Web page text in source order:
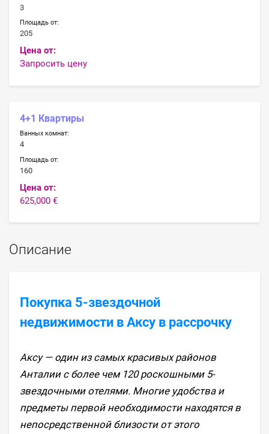
3
Площадь от:
205
Цена от:
Запросить цену
4+1 Квартиры
Ванных комнат:
4
Площадь от:
160
Цена от:
625,000 €
Описание
Покупка 5-звездочной
недвижимости в Аксу в рассрочку
Аксу — один из самых красивых районов
Анталии с более чем 120 роскошными 5-
звездочными отелями. Многие удобства и
предметы первой необходимости находятся в
непосредственной близости от этого